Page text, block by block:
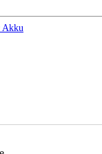
Akku